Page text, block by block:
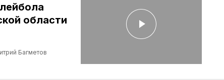
области
Багметов